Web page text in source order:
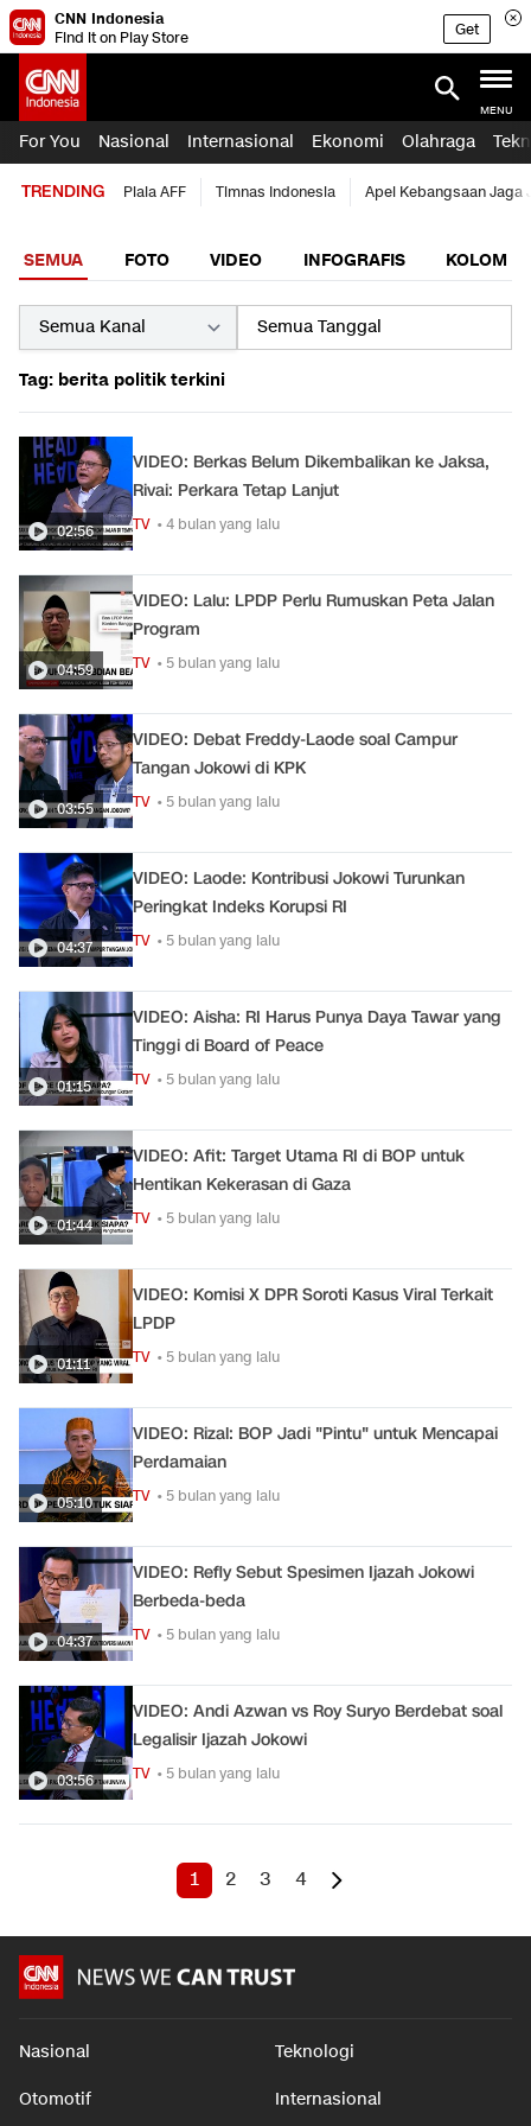
CNN Indonesia
Find it on Play Store
Get
MENU
For You Nasional Internasional Ekonomi Olahraga
TRENDING Piala AFF Timnas Indonesia Apel Kebangsaan Jaga
SEMUA FOTO VIDEO INFOGRAFIS KOLOM
Tag: berita politik terkini
02:56
VIDEO: Berkas Belum Dikembalikan ke Jaksa,
Rivai: Perkara Tetap Lanjut
TV • 4 bulan yang lalu
04:59
VIDEO: Lalu: LPDP Perlu Rumuskan Peta Jalan
Program
TV • 5 bulan yang lalu
03:55
VIDEO: Debat Freddy-Laode soal Campur
Tangan Jokowi di KPK
TV • 5 bulan yang lalu
04:37
VIDEO: Laode: Kontribusi Jokowi Turunkan
Peringkat Indeks Korupsi RI
TV • 5 bulan yang lalu
01:15
VIDEO: Aisha: RI Harus Punya Daya Tawar yang
Tinggi di Board of Peace
TV • 5 bulan yang lalu
01:44
VIDEO: Afit: Target Utama RI di BOP untuk
Hentikan Kekerasan di Gaza
TV • 5 bulan yang lalu
01:11
VIDEO: Komisi X DPR Soroti Kasus Viral Terkait
LPDP
TV • 5 bulan yang lalu
05:10
VIDEO: Rizal: BOP Jadi "Pintu" untuk Mencapai
Perdamaian
TV • 5 bulan yang lalu
04:37
VIDEO: Refly Sebut Spesimen Ijazah Jokowi
Berbeda-beda
TV • 5 bulan yang lalu
03:56
VIDEO: Andi Azwan vs Roy Suryo Berdebat soal
Legalisir Ijazah Jokowi
TV • 5 bulan yang lalu
1 2 3 4
Nasional Teknologi
Otomotif Internasional